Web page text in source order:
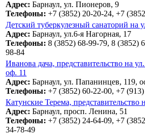
Адрес: Барнаул, ул. Пионеров, 9
Телефоны: +7 (3852) 20-20-24, +7
Детский туберкулезный санаторий на
Адрес: Барнаул, ул.6-я Нагорная, 17
Телефоны: 8 (3852) 68-99-79, 8 (3852)
98-84
Иванова дача, представительство на
оф. 11
Адрес: Барнаул, ул. Папанинцев, 119,
Телефоны: +7 (3852) 60-22-00, +7
Катунские Терема, представительство
Адрес: Барнаул, просп. Ленина, 51
Телефоны: +7 (3852) 24-64-09, +7
34-78-49